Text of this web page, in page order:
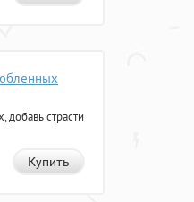
добавь страсти
Купить